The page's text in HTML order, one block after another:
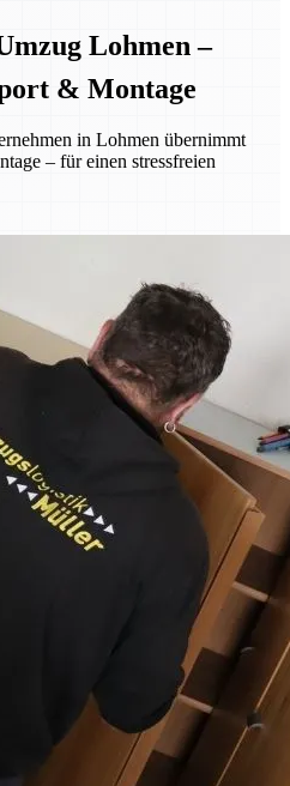
Lohmen –
& Montage
in Lohmen übernimmt
– für einen stressfreien